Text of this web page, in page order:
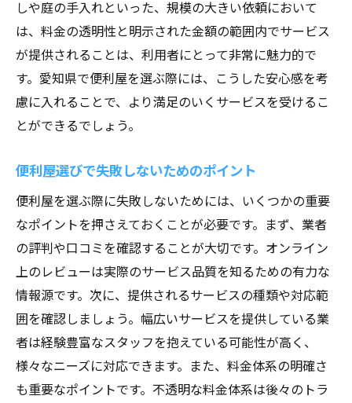
透明性が生む安心感の理由
利用者に安心を提供するサービス
信頼性の高さを支える料金体系
透明性が顧客満足度を高める理由
たすけっとの安心感を深く理解する
しや庭の手入れといった、規模の大きい依頼において
は、料金の透明性と明示された金額の範囲内でサービス
が提供されることは、利用者にとって非常に魅力的で
す。愛知県で便利屋を選ぶ際には、こうした安心感を考
慮に入れることで、より満足のいくサービスを受けるこ
とができるでしょう。
便利屋選びで失敗しないためのポイント
便利屋を選ぶ際に失敗しないためには、いくつかの重要
なポイントを押さえておくことが必要です。まず、業者
の評判や口コミを確認することが大切です。オンライン
上のレビューは実際のサービス品質を知るための有力な
情報源です。次に、提供されるサービスの種類や対応範
囲を確認しましょう。幅広いサービスを提供している業
者は経験豊富なスタッフを抱えている可能性が高く、
様々なニーズに対応できます。また、料金体系の明確さ
も重要なポイントです。不透明な料金体系は後々のトラ